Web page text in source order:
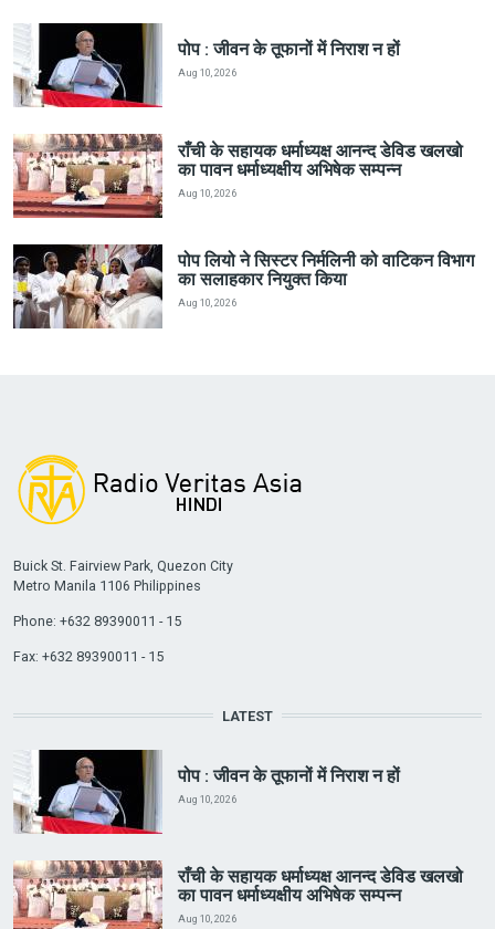
पोप : जीवन के तूफानों में निराश न हों
Aug 10, 2026
राँची के सहायक धर्माध्यक्ष आनन्द डेविड खलखो
का पावन धर्माध्यक्षीय अभिषेक सम्पन्न
Aug 10, 2026
पोप लियो ने सिस्टर निर्मलिनी को वाटिकन विभाग
का सलाहकार नियुक्त किया
Aug 10, 2026
Buick St. Fairview Park, Quezon City
Metro Manila 1106 Philippines
Phone: +632 89390011 - 15
Fax: +632 89390011 - 15
LATEST
पोप : जीवन के तूफानों में निराश न हों
Aug 10, 2026
राँची के सहायक धर्माध्यक्ष आनन्द डेविड खलखो
का पावन धर्माध्यक्षीय अभिषेक सम्पन्न
Aug 10, 2026